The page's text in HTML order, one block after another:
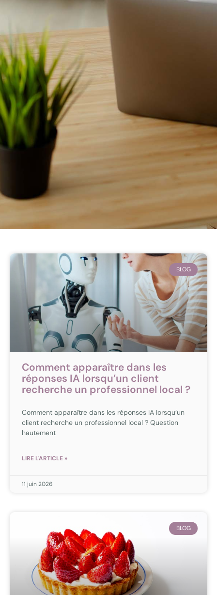
BLOG
Comment apparaître dans les
réponses IA lorsqu’un client
recherche un professionnel local ?
Comment apparaître dans les réponses IA lorsqu’un
client recherche un professionnel local ? Question
hautement
LIRE L'ARTICLE »
11 juin 2026
BLOG